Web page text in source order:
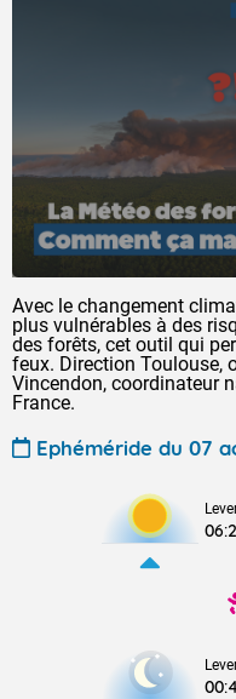
Avec le changement
plus vulnérables à des
des forêts, cet outil qui
feux. Direction Toulouse,
Vincendon, coordinateur
France.
Ephéméride du 07